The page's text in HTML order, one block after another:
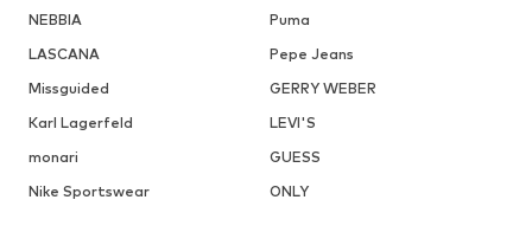
NEBBIA
Puma
LASCANA
Pepe Jeans
Missguided
GERRY WEBER
Karl Lagerfeld
LEVI'S
monari
GUESS
Nike Sportswear
ONLY